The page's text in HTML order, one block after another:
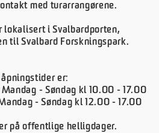
med turarrangørene.
lokalisert i Svalbardporten,
til Svalbard Forskningspark.
åpningstider er:
Mandag - Søndag kl 10.00 - 17.00
- Søndag kl 12.00 - 17.00
på offentlige helligdager.